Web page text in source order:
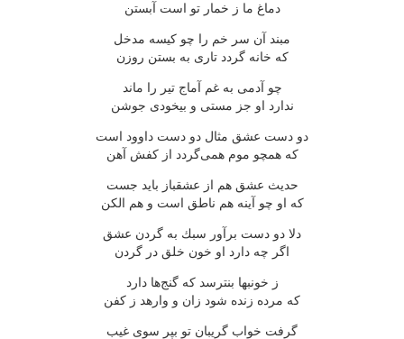
دماغ ما ز خمار تو است آبستن
مبند آن سر خم را چو كیسه مدخل
كه خانه گردد تاری به بستن روزن
چو آدمی به غم آماج تیر را ماند
ندارد او جز مستی و بیخودی جوشن
دو دست عشق مثال دو دست داوود است
كه همچو موم همی‌گردد از كفش آهن
حدیث عشق هم از عشقباز باید جست
كه او چو آینه هم ناطق است و هم الكن
دلا دو دست برآور سبك به گردن عشق
اگر چه دارد او خون خلق در گردن
ز خونبها بنترسد كه گنج‌ها دارد
كه مرده زنده شود زان و وارهد ز كفن
گرفت خواب گریبان تو بپر سوی غیب